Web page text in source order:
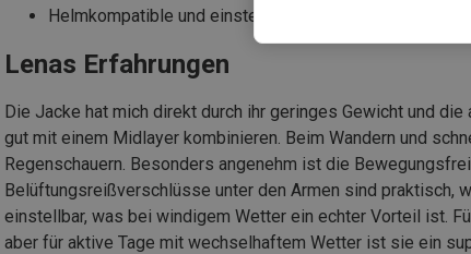
Helmkompatible und einstellbare Kapuze
Lenas Erfahrungen
Die Jacke hat mich direkt durch ihr geringes Gewicht und
gut mit einem Midlayer kombinieren. Beim Wandern und
Regenschauern. Besonders angenehm ist die
Belüftungsreißverschlüsse unter den Armen sind praktisch,
einstellbar, was bei windigem Wetter ein echter Vorteil ist.
aber für aktive Tage mit wechselhaftem Wetter ist sie ein